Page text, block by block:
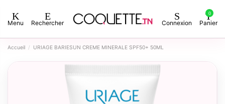
Menu Rechercher Connexion
0
Panier
Accueil URIAGE BARIESUN CREME MINERALE SPF50+ 50ML